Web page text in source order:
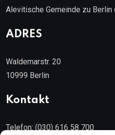
Alevitische Gemeinde zu Berlin
ADRES
Waldemarstr. 20
10999 Berlin
Kontakt
Telefon: (030) 616 58 700